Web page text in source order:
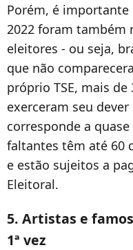
Porém, é importante
2022 foram também
eleitores - ou seja,
que não
próprio TSE, mais
exerceram seu
corresponde a
faltantes têm até 60
e estão sujeitos a
Eleitoral.
5. Artistas e
1ª vez